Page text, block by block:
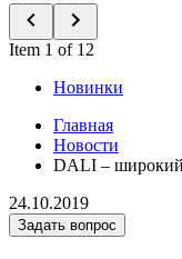
Item 1 of 12
Новинки
Главная
Новости
DALI – широкий
24.10.2019
Задать вопрос